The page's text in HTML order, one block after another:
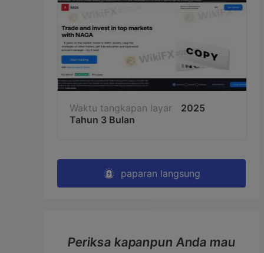
Waktu tangkapan layar
2025
Tahun 3 Bulan
paparan langsung
Periksa kapanpun Anda mau